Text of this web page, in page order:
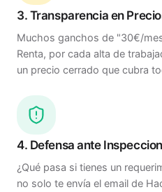
3. Transparencia en
Muchos ganchos de "30€/
Renta, por cada alta de
un precio cerrado que cubra
4. Defensa ante
¿Qué pasa si tienes un
no solo te envía el email de